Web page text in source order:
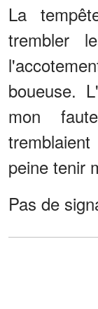
La
trembler
boueuse.
mon
peine tenir
Pas de